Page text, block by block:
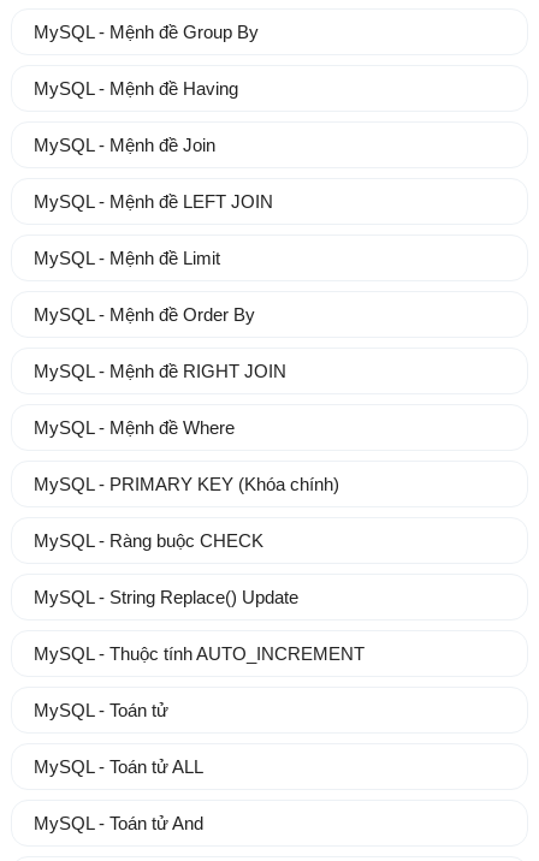
MySQL - Mệnh đề Group By
MySQL - Mệnh đề Having
MySQL - Mệnh đề Join
MySQL - Mệnh đề LEFT JOIN
MySQL - Mệnh đề Limit
MySQL - Mệnh đề Order By
MySQL - Mệnh đề RIGHT JOIN
MySQL - Mệnh đề Where
MySQL - PRIMARY KEY (Khóa chính)
MySQL - Ràng buộc CHECK
MySQL - String Replace() Update
MySQL - Thuộc tính AUTO_INCREMENT
MySQL - Toán tử
MySQL - Toán tử ALL
MySQL - Toán tử And